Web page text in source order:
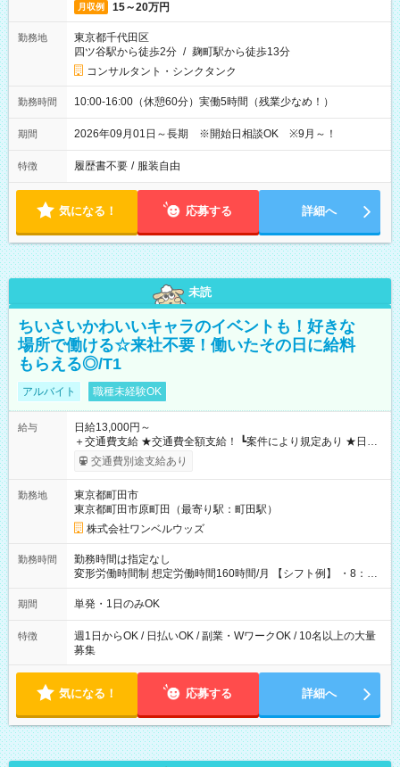
月収例 15～20万円
勤務地
東京都千代田区
四ツ谷駅から徒歩2分 / 麹町駅から徒歩13分
コンサルタント・シンクタンク
勤務時間 10:00-16:00（休憩60分）実働5時間（残業少なめ！）
期間 2026年09月01日～長期 ※開始日相談OK ※9月～！
特徴 履歴書不要 / 服装自由
気になる！ 応募する 詳細へ
未読
ちいさいかわいいキャラのイベントも！好きな
場所で働ける☆来社不要！働いたその日に給料
もらえる◎/T1
アルバイト 職種未経験OK
給与
日給13,000円～
＋交通費支給 ★交通費全額支給！ ┗案件により規定あり ★日払
いOK！（規定あり） ┗働いたその日に現金GET♪ お仕事後はコ
ンビニATMから 日払い分を引き落とせます！ 【試用期間】試
交通費別途支給あり
勤務地
東京都町田市
東京都町田市原町田（最寄り駅：町田駅）
株式会社ワンベルウッズ
勤務時間
勤務時間は指定なし
変形労働時間制 想定労働時間160時間/月 【シフト例】 ・8：00
～21：00
期間 単発・1日のみOK
特徴
週1日からOK / 日払いOK / 副業・WワークOK / 10名以上の大量
募集
気になる！ 応募する 詳細へ